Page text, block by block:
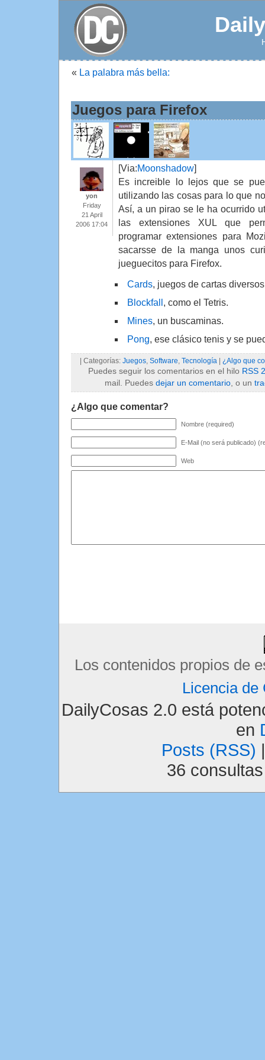
« La palabra más bella:
Juegos para Firefox
yon
Friday
21 April
2006 17:04
[Via:Moonshadow]
Es increible lo lejos que se
utilizando las cosas para lo que
Así, a un pirao se le ha ocurrido
las extensiones XUL que
programar extensiones para
sacarsse de la manga unos
jueguecitos para Firefox.
Cards, juegos de cartas
Blockfall , como el Tetris.
Mines, un buscaminas.
Pong, ese clásico tenis y se
| Categorías: Juegos, Software, Tecnología ¿Algo que
Puedes seguir los comentarios en el hilo RSS
mail. Puedes dejar un comentario , o un
¿Algo que comentar?
Nombre (required)
E-Mail (no será publicado)
Web
Los contenidos propios de
Licencia de
DailyCosas 2.0 está
en
Posts (RSS)
36